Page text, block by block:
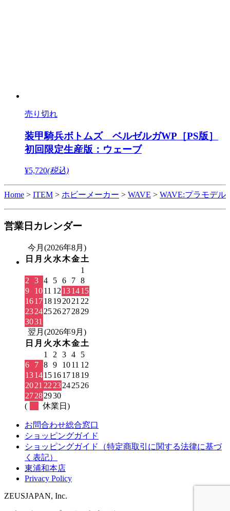
売り切れ
装甲騎兵ボトムズ ベルゼルガWP［PS版］
初回限定生産版：ウェーブ
¥5,720(税込)
Home > ITEM > ホビーメーカー > WAVE > WAVE:プラモデル
営業日カレンダー
今月(2026年8月)
日 月 火 水木金土
1
2
3 4 5 6 7 8
9
1011 12 131415
161718192021 22
23242526272829
3031
翌月(2026年9月)
日 月 火 水木金土
1
2 3 4
5
6
7 8 9 1011 12
13141516171819
2021 22 23242526
27282930
(
休業日)
お問合わせ総合窓口
ショッピングガイド
ショッピングガイド（特定商取引に関する法律に基づ
く表記）
東浦和本店
Privacy Policy
ZEUSJAPAN, Inc.